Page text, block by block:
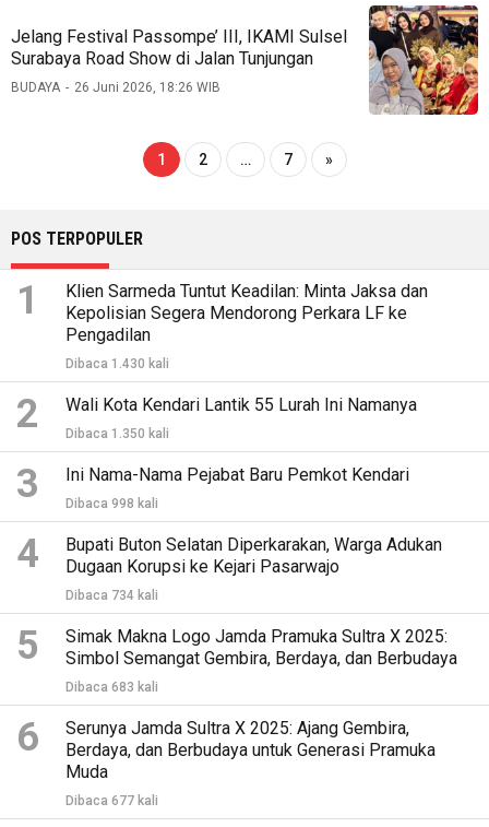
Jelang Festival Passompe’ III, IKAMI Sulsel
Surabaya Road Show di Jalan Tunjungan
BUDAYA 26 Juni 2026, 18:26 WIB
1 2 … 7 »
POS TERPOPULER
1
Klien Sarmeda Tuntut Keadilan: Minta Jaksa dan
Kepolisian Segera Mendorong Perkara LF ke
Pengadilan
Dibaca 1.430 kali
2 Wali Kota Kendari Lantik 55 Lurah Ini Namanya
Dibaca 1.350 kali
3 Ini Nama-Nama Pejabat Baru Pemkot Kendari
Dibaca 998 kali
4
Bupati Buton Selatan Diperkarakan, Warga Adukan
Dugaan Korupsi ke Kejari Pasarwajo
Dibaca 734 kali
5
Simak Makna Logo Jamda Pramuka Sultra X 2025:
Simbol Semangat Gembira, Berdaya, dan Berbudaya
Dibaca 683 kali
6
Serunya Jamda Sultra X 2025: Ajang Gembira,
Berdaya, dan Berbudaya untuk Generasi Pramuka
Muda
Dibaca 677 kali